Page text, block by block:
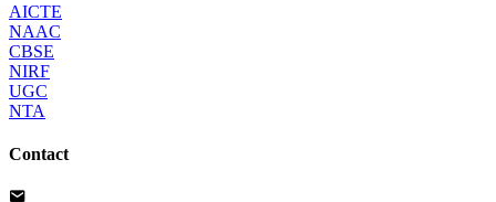
AICTE
NAAC
CBSE
NIRF
UGC
NTA
Contact